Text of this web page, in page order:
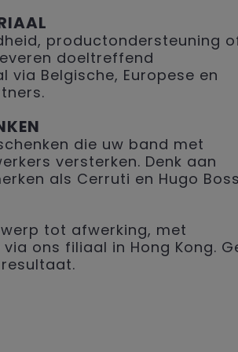
productondersteuning
doeltreffend
Belgische, Europese en
die uw band met
versterken. Denk aan
als Cerruti en Hugo
tot afwerking, met
ons filiaal in Hong Kong.